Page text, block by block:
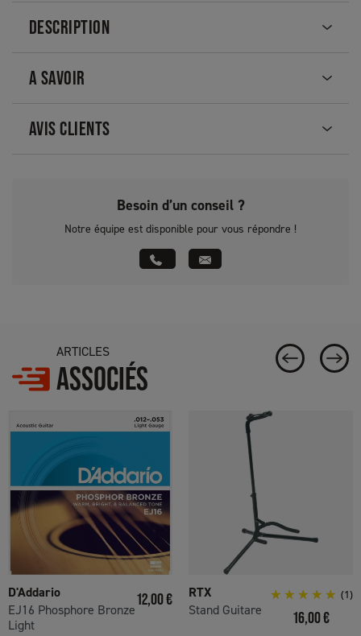
DESCRIPTION
A SAVOIR
AVIS CLIENTS
Besoin d’un conseil ?
Notre équipe est disponible pour vous répondre !
ARTICLES
ASSOCIÉS
D'Addario
EJ16 Phosphore Bronze
Light
Prix
12,00 €
RTX
Stand Guitare
(1)
Prix
16,00 €